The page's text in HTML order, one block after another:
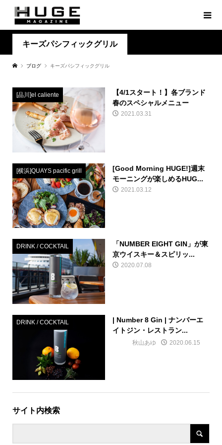
キーズパシフィックグリル
ブログ キーズパシフィックグリル
[品川]el caliente
【4/1スタート！】各ブランド
春のスペシャルメニュー
2021.03.31
[横浜]QUAYS pacific grill
[Good Morning HUGE!]週末
モーニングが楽しめるHUG...
2021.03.12
DRINK / COCKTAIL
「NUMBER EIGHT GIN」が東
京ウイスキー＆スピリッ...
2020.07.08
DRINK / COCKTAIL
| Number 8 Gin | ナンバーエ
イトジン・レストラン...
秋山あゆ 2020.06.15
サイト内検索